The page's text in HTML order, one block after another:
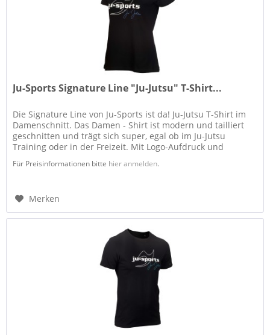
Ju-Sports Signature Line "Ju-Jutsu" T-Shirt...
Die Signature Line von Ju-Sports ist da! Ju-Jutsu T-Shirt im
Damenschnitt. Das Damen - Shirt ist modern und tailliert
geschnitten und trägt sich super, egal ob im Ju-Jutsu
Training oder in der Freizeit. Mit Logo-Aufdruck und
Für Preisinformationen bitte hier anmelden.
Merken